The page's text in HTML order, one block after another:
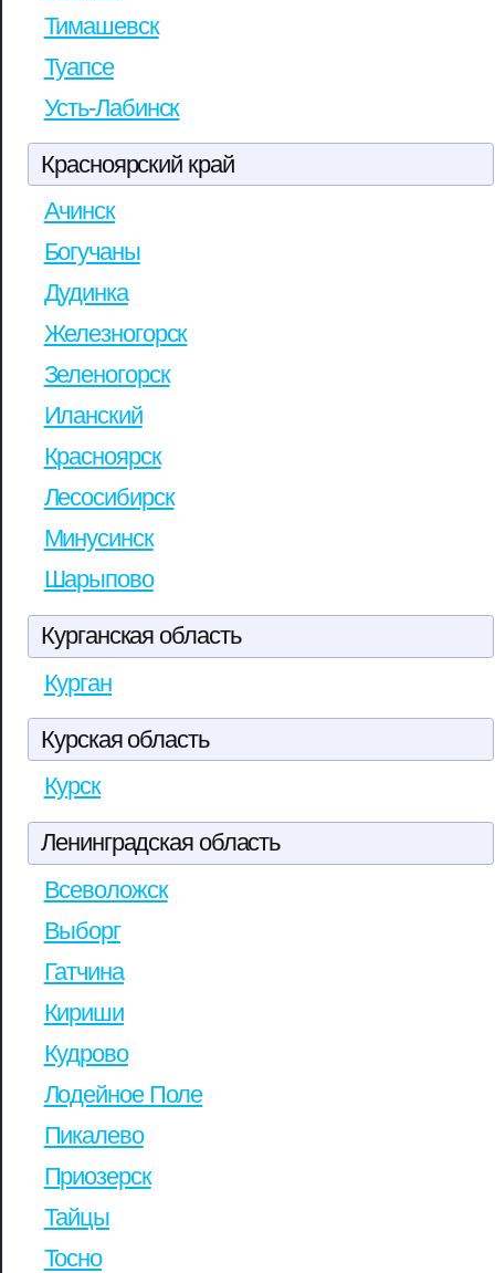
Тимашевск
Туапсе
Усть-Лабинск
Красноярский край
Ачинск
Богучаны
Дудинка
Железногорск
Зеленогорск
Иланский
Красноярск
Лесосибирск
Минусинск
Шарыпово
Курганская область
Курган
Курская область
Курск
Ленинградская область
Всеволожск
Выборг
Гатчина
Кириши
Кудрово
Лодейное Поле
Пикалево
Приозерск
Тайцы
Тосно